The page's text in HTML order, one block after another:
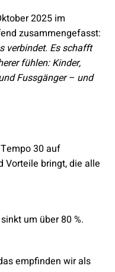
2025 im
zusammengefasst:
verbindet. Es schafft
fühlen: Kinder,
Fussgänger – und
30 auf
Vorteile bringt, die alle
um über 80 %.
empfinden wir als